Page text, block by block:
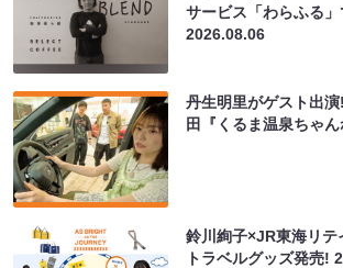
サービス「わらふる
2026.08.06
丹生明里がゲスト出
田『くるま温泉ちゃ
鈴川絢子×JR東海リテ
トラベルグッズ発売!